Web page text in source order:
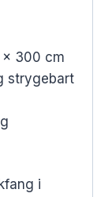
x 300 cm
strygebart
i